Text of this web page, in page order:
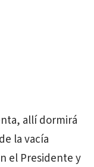
allí dormirá
la vacía
el Presidente y